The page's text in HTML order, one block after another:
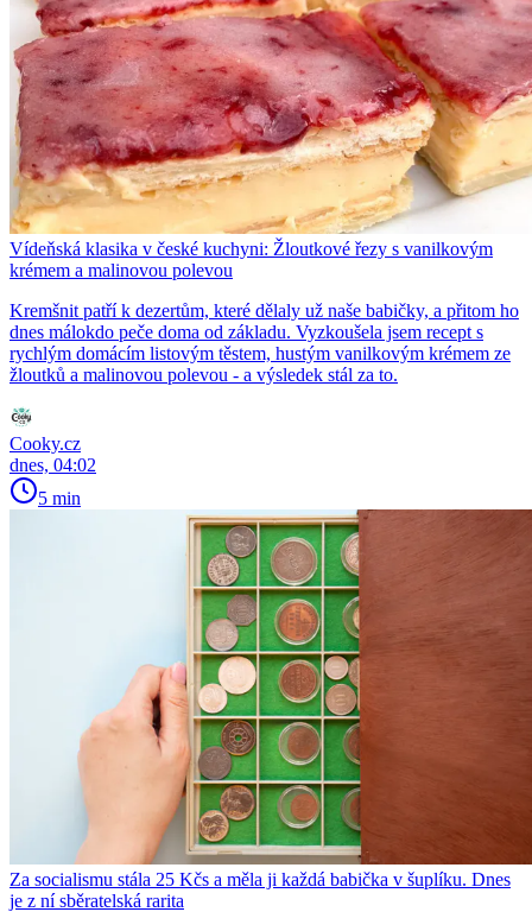
Vídeňská klasika v české kuchyni: Žloutkové řezy s vanilkovým
krémem a malinovou polevou
Kremšnit patří k dezertům, které dělaly už naše babičky, a přitom ho
dnes málokdo peče doma od základu. Vyzkoušela jsem recept s
rychlým domácím listovým těstem, hustým vanilkovým krémem ze
žloutků a malinovou polevou - a výsledek stál za to.
Cooky.cz
dnes, 04:02
5 min
Za socialismu stála 25 Kčs a měla ji každá babička v šuplíku. Dnes
je z ní sběratelská rarita